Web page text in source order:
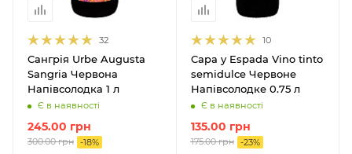
32
Сангрія Urbe Augusta
Sangria Червона
Напівсолодка 1 л
Є в наявності
245.00 грн
300.00грн -18%
10
Capa y Espada Vino tinto
semidulce Червоне
Напівсолодке 0.75 л
Є в наявності
135.00 грн
175.00грн -23%